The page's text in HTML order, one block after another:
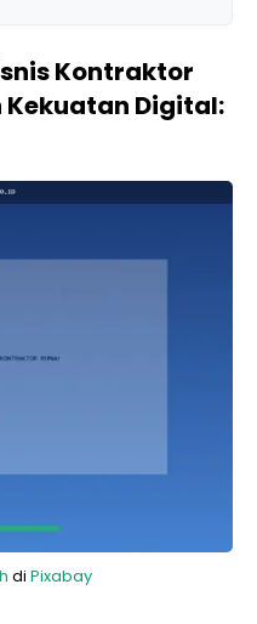
Kontraktor
Kekuatan Digital:
di Pixabay